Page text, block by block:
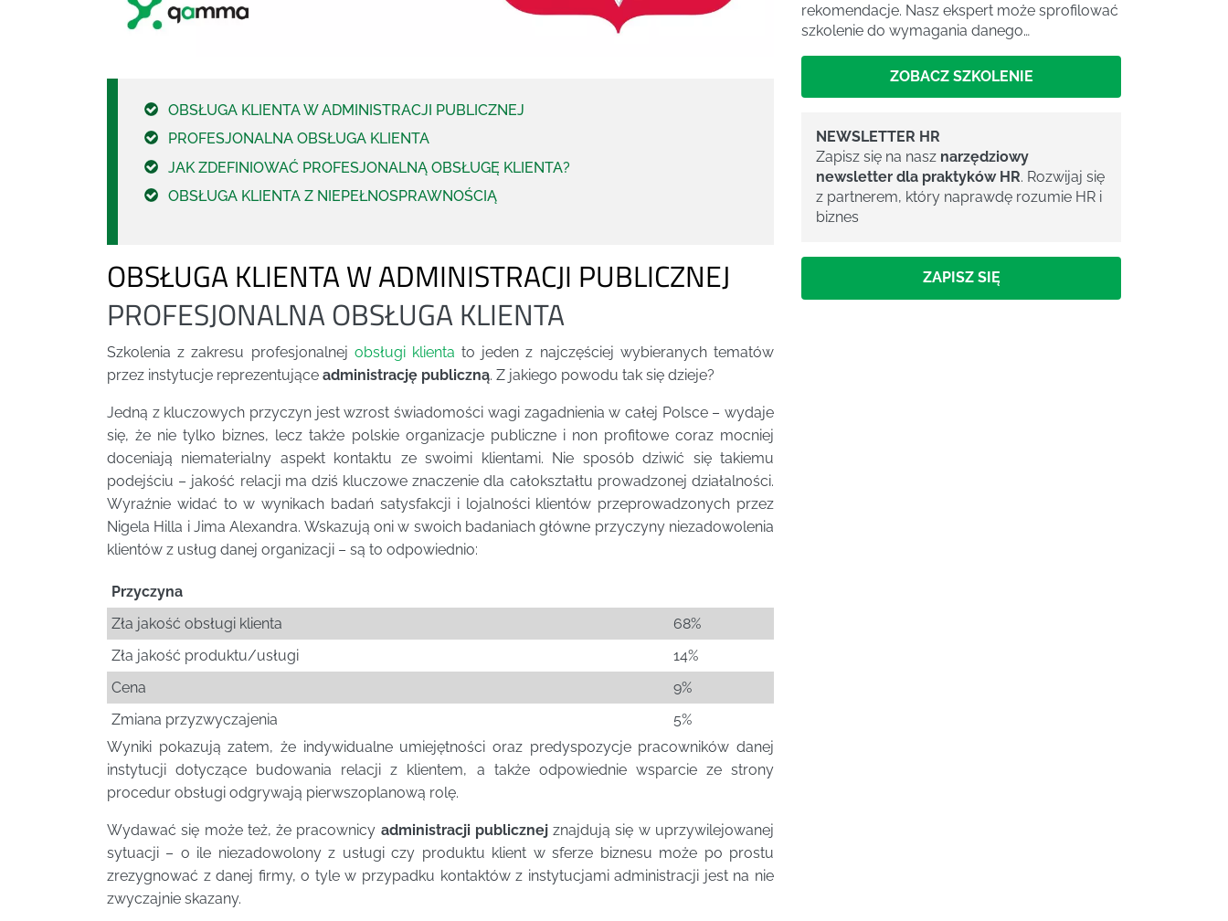
OBSŁUGA KLIENTA W ADMINISTRACJI PUBLICZNEJ
PROFESJONALNA OBSŁUGA KLIENTA
JAK ZDEFINIOWAĆ PROFESJONALNĄ OBSŁUGĘ KLIENTA?
OBSŁUGA KLIENTA Z NIEPEŁNOSPRAWNOŚCIĄ
OBSŁUGA KLIENTA W ADMINISTRACJI PUBLICZNEJ
PROFESJONALNA OBSŁUGA KLIENTA
Szkolenia z zakresu profesjonalnej obsługi klienta to jeden z najczęściej wybieranych tematów
przez instytucje reprezentujące administrację publiczną. Z jakiego powodu tak się dzieje?
Jedną z kluczowych przyczyn jest wzrost świadomości wagi zagadnienia w całej Polsce – wydaje
się, że nie tylko biznes, lecz także polskie organizacje publiczne i non profitowe coraz mocniej
doceniają niematerialny aspekt kontaktu ze swoimi klientami. Nie sposób dziwić się takiemu
podejściu – jakość relacji ma dziś kluczowe znaczenie dla całokształtu prowadzonej działalności.
Wyraźnie widać to w wynikach badań satysfakcji i lojalności klientów przeprowadzonych przez
Nigela Hilla i Jima Alexandra. Wskazują oni w swoich badaniach główne przyczyny niezadowolenia
klientów z usług danej organizacji – są to odpowiednio:
Przyczyna
Zła jakość obsługi klienta
68%
Zła jakość produktu/usługi
14%
Cena
9%
Zmiana przyzwyczajenia
5%
Wyniki pokazują zatem, że indywidualne umiejętności oraz predyspozycje pracowników danej
instytucji dotyczące budowania relacji z klientem, a także odpowiednie wsparcie ze strony
procedur obsługi odgrywają pierwszoplanową rolę.
Wydawać się może też, że pracownicy administracji publicznejznajdują się w uprzywilejowanej
sytuacji – o ile niezadowolony z usługi czy produktu klient w sferze biznesu może po prostu
zrezygnować z danej firmy, o tyle w przypadku kontaktów z instytucjami administracji jest na nie
zwyczajnie skazany.
rekomendacje. Nasz ekspert może sprofilować
szkolenie do wymagania danego…
ZOBACZ SZKOLENIE
NEWSLETTER HR
Zapisz się na nasz narzędziowy
newsletter dla praktyków HR. Rozwijaj się
z partnerem, który naprawdę rozumie HR i
biznes
ZAPISZ SIĘ